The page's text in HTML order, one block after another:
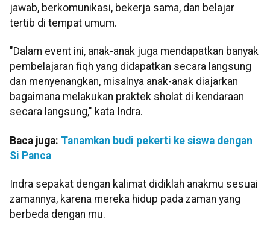
jawab, berkomunikasi, bekerja sama, dan belajar
tertib di tempat umum.
"Dalam event ini, anak-anak juga mendapatkan banyak
pembelajaran fiqh yang didapatkan secara langsung
dan menyenangkan, misalnya anak-anak diajarkan
bagaimana melakukan praktek sholat di kendaraan
secara langsung," kata Indra.
Baca juga: Tanamkan budi pekerti ke siswa dengan
Si Panca
Indra sepakat dengan kalimat didiklah anakmu sesuai
zamannya, karena mereka hidup pada zaman yang
berbeda dengan mu.